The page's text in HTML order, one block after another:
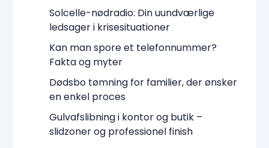
Solcelle-nødradio: Din uundværlige
ledsager i krisesituationer
Kan man spore et telefonnummer?
Fakta og myter
Dødsbo tømning for familier, der ønsker
en enkel proces
Gulvafslibning i kontor og butik –
slidzoner og professionel finish